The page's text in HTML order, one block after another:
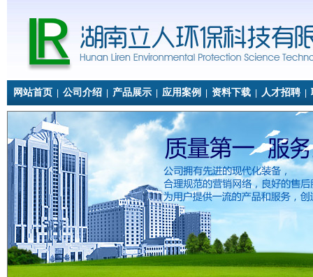
网站首页 公司介绍 产品展示 应用案例 资料下载 人才招聘